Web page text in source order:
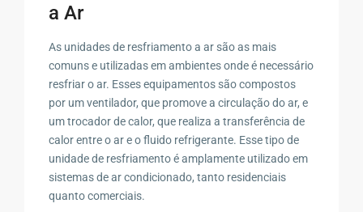
a Ar
As unidades de resfriamento a ar são as mais
comuns e utilizadas em ambientes onde é necessário
resfriar o ar. Esses equipamentos são compostos
por um ventilador, que promove a circulação do ar, e
um trocador de calor, que realiza a transferência de
calor entre o ar e o fluido refrigerante. Esse tipo de
unidade de resfriamento é amplamente utilizado em
sistemas de ar condicionado, tanto residenciais
quanto comerciais.